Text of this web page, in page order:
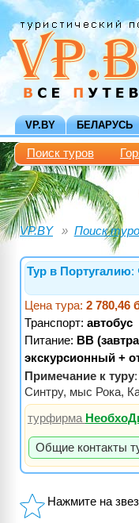
VP.BY БЕЛАРУСЬ
Поиск туров
VP.BY Поиск
Тур в Португалию:
Цена тура: 2 780,46
Транспорт: автобус
Питание: BB
экскурсионный +
Примечание к туру
Синтру, мыс Рока,
турфирма
Общие контакты
Нажмите на